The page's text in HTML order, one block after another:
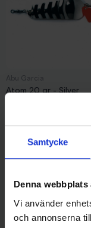
Samtycke
Denna
Vi använder
och annonserna
Atom 20 gr - Silver
Andra gillade